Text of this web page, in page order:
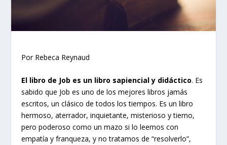
Por Rebeca Reynaud
El libro de Job es un libro sapiencial y didáctico. Es
sabido que Job es uno de los mejores libros jamás
escritos, un clásico de todos los tiempos. Es un libro
hermoso, aterrador, inquietante, misterioso y tierno,
pero poderoso como un mazo si lo leemos con
empatía y franqueza, y no tratamos de “resolverlo”,